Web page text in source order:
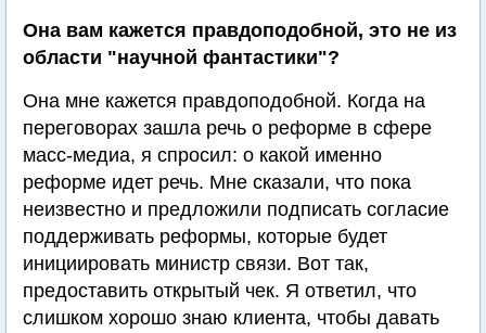
Она вам кажется правдоподобной, это не из
области "научной фантастики"?
Она мне кажется правдоподобной. Когда на
переговорах зашла речь о реформе в сфере
масс-медиа, я спросил: о какой именно
реформе идет речь. Мне сказали, что пока
неизвестно и предложили подписать согласие
поддерживать реформы, которые будет
инициировать министр связи. Вот так,
предоставить открытый чек. Я ответил, что
слишком хорошо знаю клиента, чтобы давать